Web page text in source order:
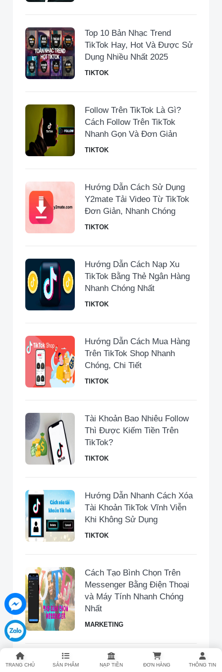
TRANG CHỦ SẢN PHẨM NẠP TIỀN ĐƠN HÀNG THÔNG TIN
Top 10 Bản Nhạc Trend
TikTok Hay, Hot Và Được Sử
Dụng Nhiều Nhất 2025
TIKTOK
Follow Trên TikTok Là Gì?
Cách Follow Trên TikTok
Nhanh Gọn Và Đơn Giản
TIKTOK
Hướng Dẫn Cách Sử Dụng
Y2mate Tải Video Từ TikTok
Đơn Giản, Nhanh Chóng
TIKTOK
Hướng Dẫn Cách Nạp Xu
TikTok Bằng Thẻ Ngân Hàng
Nhanh Chóng Nhất
TIKTOK
Hướng Dẫn Cách Mua Hàng
Trên TikTok Shop Nhanh
Chóng, Chi Tiết
TIKTOK
Tài Khoản Bao Nhiêu Follow
Thì Được Kiếm Tiền Trên
TikTok?
TIKTOK
Hướng Dẫn Nhanh Cách Xóa
Tài Khoản TikTok Vĩnh Viễn
Khi Không Sử Dụng
TIKTOK
Cách Tạo Bình Chọn Trên
Messenger Bằng Điện Thoại
và Máy Tính Nhanh Chóng
Nhất
MARKETING
Duet Trên Tiktok Nghĩa Là